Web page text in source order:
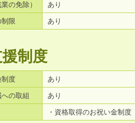
の免除） あり
限 あり
制度
制度 あり
の取組 あり
・資格取得のお祝い金制度